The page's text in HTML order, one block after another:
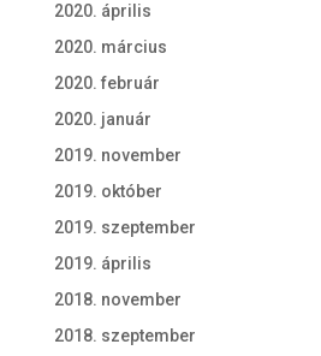
2020. április
2020. március
2020. február
2020. január
2019. november
2019. október
2019. szeptember
2019. április
2018. november
2018. szeptember